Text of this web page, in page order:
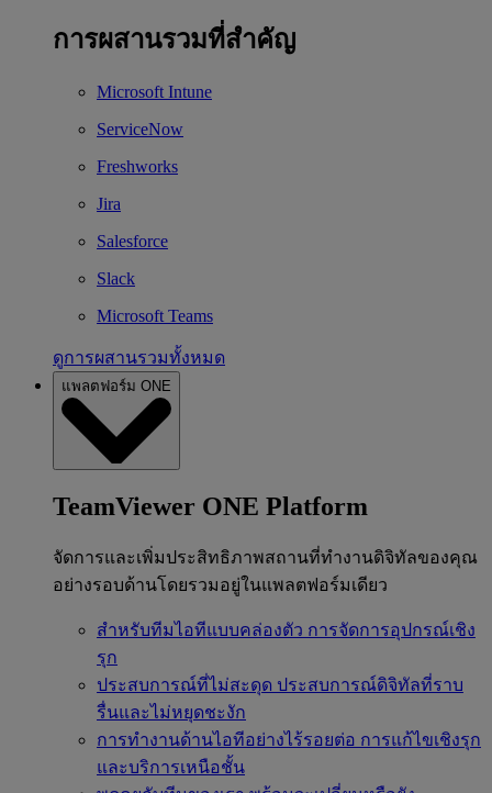
การผสานรวมที่สำคัญ
Microsoft Intune
ServiceNow
Freshworks
Jira
Salesforce
Slack
Microsoft Teams
ดูการผสานรวมทั้งหมด
แพลตฟอร์ม ONE
TeamViewer ONE Platform
จัดการและเพิ่มประสิทธิภาพสถานที่ทำงานดิจิทัลของคุณ
อย่างรอบด้านโดยรวมอยู่ในแพลตฟอร์มเดียว
สำหรับทีมไอทีแบบคล่องตัว การจัดการอุปกรณ์เชิง
รุก
ประสบการณ์ที่ไม่สะดุด ประสบการณ์ดิจิทัลที่ราบ
รื่นและไม่หยุดชะงัก
การทำงานด้านไอทีอย่างไร้รอยต่อ การแก้ไขเชิงรุก
และบริการเหนือชั้น